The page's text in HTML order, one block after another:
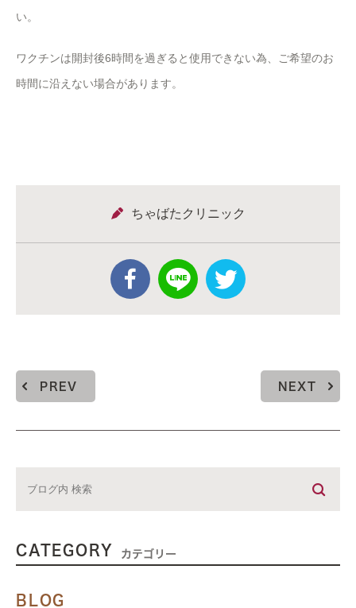
い。
ワクチンは開封後6時間を過ぎると使用できない為、ご希望のお
時間に沿えない場合があります。
ちゃばたクリニック
PREV NEXT
CATEGORY カテゴリー
BLOG